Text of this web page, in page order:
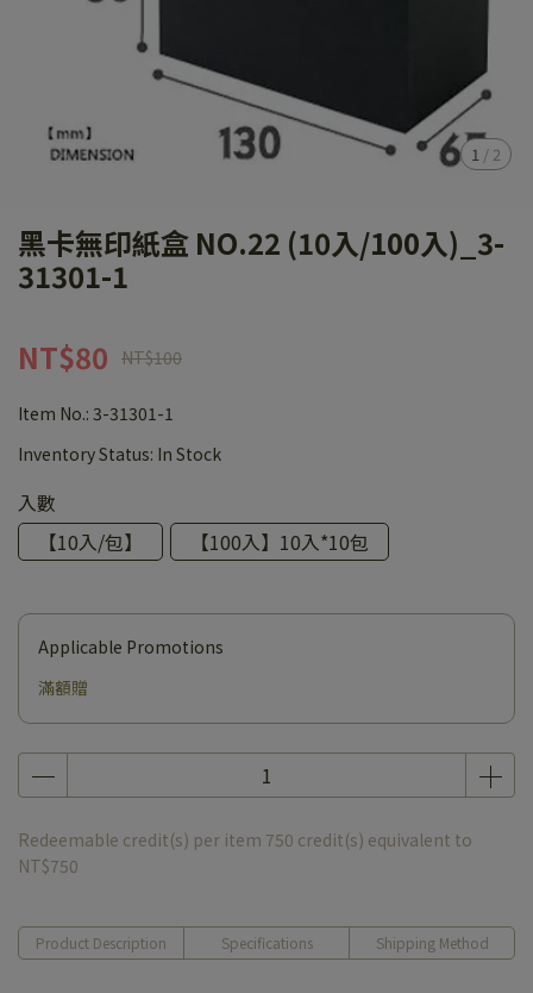
1 / 2
黑卡無印紙盒 NO.22 (10入/100入)_3-
31301-1
NT$80 NT$100
Item No.: 3-31301-1
Inventory Status: In Stock
入數
【10入/包】
【100入】10入*10包
Applicable Promotions
滿額贈
Redeemable credit(s) per item 750 credit(s) equivalent to
NT$750
Product Description Specifications Shipping Method